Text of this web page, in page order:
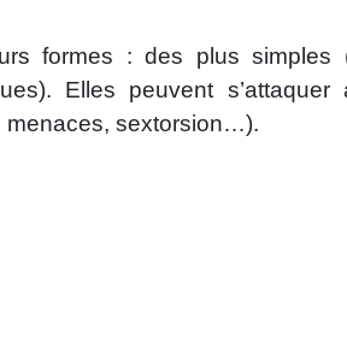
formes : des plus simples
Elles peuvent s’attaquer
menaces, sextorsion…).